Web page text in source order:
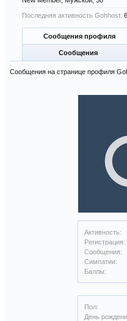
Активность:
Регистрация:
Сообщения:
Симпатии:
Баллы:
Пол:
День
Последняя активность Gohhost:
Сообщения профиля
Сообщения
Сообщения на странице профиля